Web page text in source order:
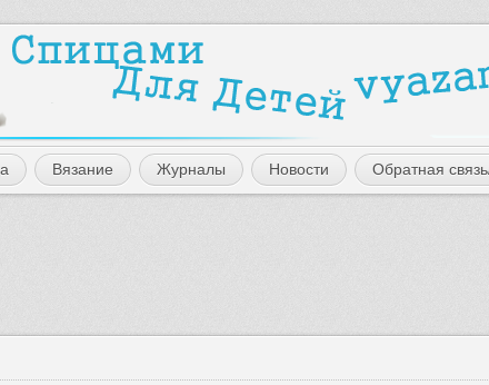
Вязание Журналы Новости Обратная